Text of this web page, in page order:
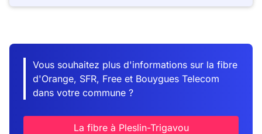
Vous souhaitez plus d'informations sur la fibre
d'Orange, SFR, Free et Bouygues Telecom
dans votre commune ?
La fibre à Pleslin-Trigavou